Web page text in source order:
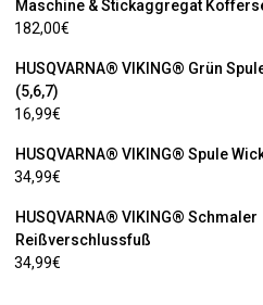
Maschine & Stickaggregat
182,00€
HUSQVARNA® VIKING® Grün
(5,6,7)
16,99€
HUSQVARNA® VIKING® Spule
34,99€
HUSQVARNA® VIKING® Schmaler
Reißverschlussfuß
34,99€